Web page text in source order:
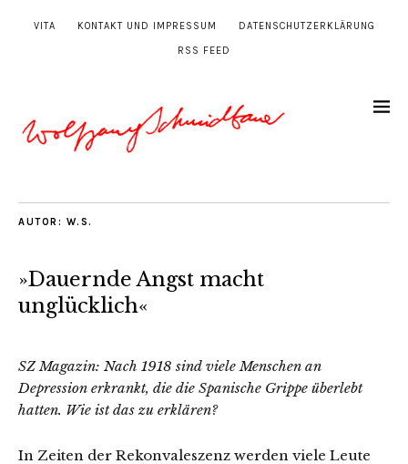
VITA KONTAKT UND IMPRESSUM DATENSCHUTZERKLÄRUNG
RSS FEED
AUTOR: W.S.
»Dauernde Angst macht
unglücklich«
SZ Magazin: Nach 1918 sind viele Menschen an
Depression erkrankt, die die Spanische Grippe überlebt
hatten. Wie ist das zu erklären?
In Zeiten der Rekonvaleszenz werden viele Leute